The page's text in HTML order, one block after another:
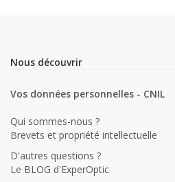
Nous découvrir
Vos données personnelles - CNIL
Qui sommes-nous ?
Brevets et propriété intellectuelle
D'autres questions ?
Le BLOG d'ExperOptic